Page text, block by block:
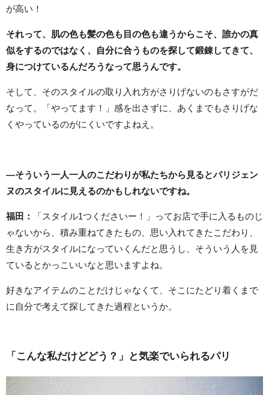
が高い！
それって、肌の色も髪の色も目の色も違うからこそ、誰かの真
似をするのではなく、自分に合うものを探して鍛錬してきて、
身につけているんだろうなって思うんです。
そして、そのスタイルの取り入れ方がさりげないのもさすがだ
なって。「やってます！」感を出さずに、あくまでもさりげな
くやっているのがにくいですよねえ。
―そういう一人一人のこだわりが私たちから見るとパリジェン
ヌのスタイルに見えるのかもしれないですね。
福田：
「スタイル1つくださいー！」ってお店で手に入るものじ
ゃないから、積み重ねてきたもの、思い入れてきたこだわり、
生き方がスタイルになっていくんだと思うし、そういう人を見
ているとかっこいいなと思いますよね。
好きなアイテムのことだけじゃなくて、そこにたどり着くまで
に自分で考えて探してきた過程というか。
「こんな私だけどどう？」と気楽でいられるパリ